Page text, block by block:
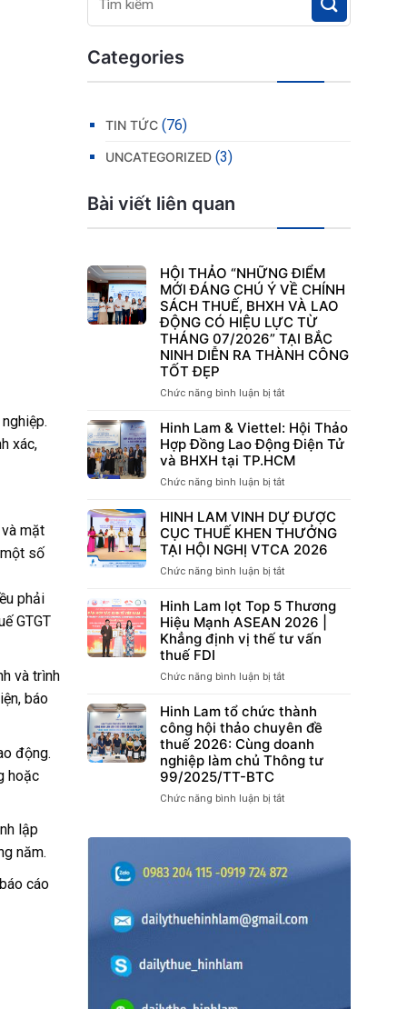
xác,
mặt
số
phải
GTGT
và trình
báo
động.
hoặc
lập
năm.
cáo
Categories
TIN TỨC (76)
UNCATEGORIZED (3)
Bài viết liên quan
HỘI THẢO “NHỮNG ĐIỂM
MỚI ĐÁNG CHÚ Ý VỀ CHÍNH
SÁCH THUẾ, BHXH VÀ LAO
ĐỘNG CÓ HIỆU LỰC TỪ
THÁNG 07/2026” TẠI BẮC
NINH DIỄN RA THÀNH CÔNG
TỐT ĐẸP
Chức năng bình luận bị tắt
THẢO
“NHỮNG
ĐIỂM
Ý
VỀ
CHÍNH
VÀ
LAO
ĐỘNG
THÁNG
07/2026”
TẠI
BẮC
CÔNG
ĐẸP
Hinh Lam & Viettel: Hội Thảo
Hợp Đồng Lao Động Điện Tử
và BHXH tại TP.HCM
Chức năng bình luận bị tắt
Lam
&
Viettel:
Đồng
Lao
Động
tại
TP.HCM
HINH LAM VINH DỰ ĐƯỢC
CỤC THUẾ KHEN THƯỞNG
TẠI HỘI NGHỊ VTCA 2026
Chức năng bình luận bị tắt
LAM
VINH
DỰ
ĐƯỢC
THƯỞNG
TẠI
HỘI
NGHỊ
VTCA
Hinh Lam lọt Top 5 Thương
Hiệu Mạnh ASEAN 2026 |
Khẳng định vị thế tư vấn
thuế FDI
Chức năng bình luận bị tắt
Lam
lọt
Top
5
Thương
Khẳng
định
tư
Hinh Lam tổ chức thành
công hội thảo chuyên đề
thuế 2026: Cùng doanh
nghiệp làm chủ Thông tư
99/2025/TT-BTC
Chức năng bình luận bị tắt
thành
thảo